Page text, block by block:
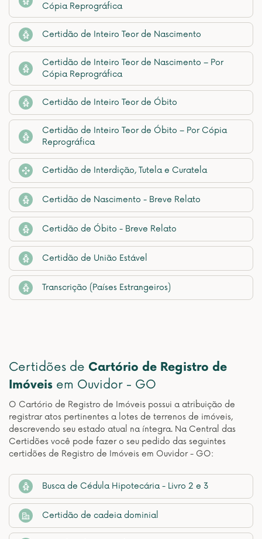
Cópia Reprográfica
Certidão de Inteiro Teor de Nascimento
Certidão de Inteiro Teor de Nascimento – Por
Cópia Reprográfica
Certidão de Inteiro Teor de Óbito
Certidão de Inteiro Teor de Óbito – Por Cópia
Reprográfica
Certidão de Interdição, Tutela e Curatela
Certidão de Nascimento - Breve Relato
Certidão de Óbito - Breve Relato
Certidão de União Estável
Transcrição (Países Estrangeiros)
Certidões de Cartório de Registro de
Imóveis em Ouvidor - GO
O Cartório de Registro de Imóveis possui a atribuição de
registrar atos pertinentes a lotes de terrenos de imóveis,
descrevendo seu estado atual na íntegra. Na Central das
Certidões você pode fazer o seu pedido das seguintes
certidões de Registro de Imóveis em Ouvidor - GO:
Busca de Cédula Hipotecária - Livro 2 e 3
Certidão de cadeia dominial